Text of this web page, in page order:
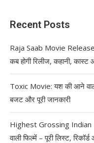
Recent Posts
Raja Saab Movie Release
कब होगी रिलीज, कहानी, कास्ट
Toxic Movie: यश की आने
बजट और पूरी जानकारी
Highest Grossing Indian
वाली फिल्में – पूरी लिस्ट,